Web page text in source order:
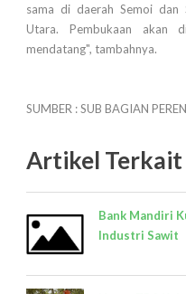
sama di daerah Semoi dan
Utara. Pembukaan akan
mendatang", tambahnya.
SUMBER : SUB BAGIAN
Artikel Terkait
Bank Mandiri
Industri Sawit